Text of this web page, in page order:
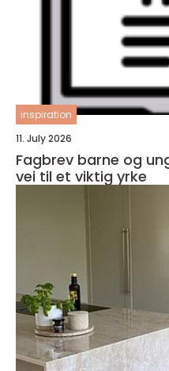
inspiration
11. July 2026
Fagbrev barne og
vei til et viktig yrke